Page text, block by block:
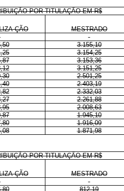
POR TITULAÇÃO EM R$
ÇÃO
MESTRADO
3.155,10
3.154,25
3.153,36
3.151,25
2.501,25
2.403,19
2.332,03
2.261,88
2.008,63
1.945,10
1.916,09
1.871,98
POR TITULAÇÃO EM R$
ÇÃO
MESTRADO
812,19